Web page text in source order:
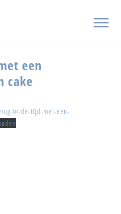
een
cake
in-de-tijd-met-een-